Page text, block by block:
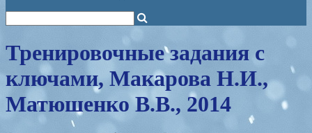
Тренировочные задания с
ключами, Макарова Н.И.,
Матюшенко В.В., 2014